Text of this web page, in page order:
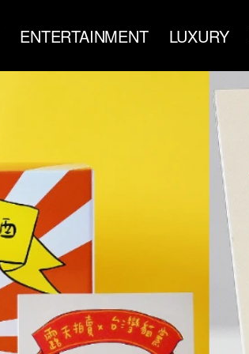
ENTERTAINMENT LUXURY